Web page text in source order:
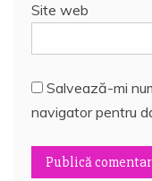
Site web
Salvează-mi
navigator pentru